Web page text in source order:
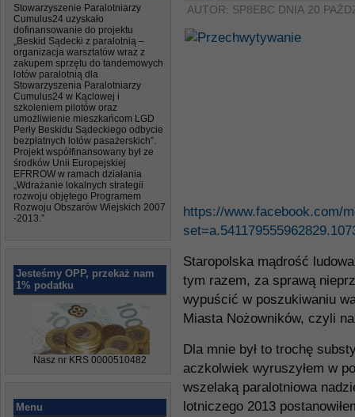
Stowarzyszenie Paralotniarzy
Cumulus24 uzyskało
dofinansowanie do projektu
„Beskid Sądecki z paralotnią –
organizacja warsztatów wraz z
zakupem sprzętu do tandemowych
lotów paralotnią dla
Stowarzyszenia Paralotniarzy
Cumulus24 w Kąclowej i
szkoleniem pilotów oraz
umożliwienie mieszkańcom LGD
Perły Beskidu Sądeckiego odbycie
bezpłatnych lotów pasażerskich”.
Projekt współfinansowany był ze
środków Unii Europejskiej
EFRROW w ramach działania
„Wdrażanie lokalnych strategii
rozwoju objętego Programem
Rozwoju Obszarów Wiejskich 2007
-2013.”
Jesteśmy OPP, przekaż nam
1% podatku
Nasz nr KRS 0000510482
Menu
AUTOR: SP8EBC DNIA 20
https://www.facebook.com/
Staropolska mądrość
tym razem, za sprawą
wypuścić w poszukiwaniu
Miasta Nożowników, czyli
Dla mnie był to trochę
aczkolwiek wyruszyłem w
wszelaką paralotniowa
lotniczego 2013